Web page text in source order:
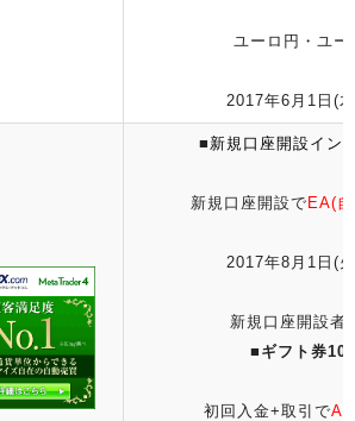
ユーロ円・ユー
2017年6月1日(
■ 新規口座開設イン
新規口座開設で EA(
2017年8月1日(
新規口座開設者
■ ギフト券
初回入金+取引で